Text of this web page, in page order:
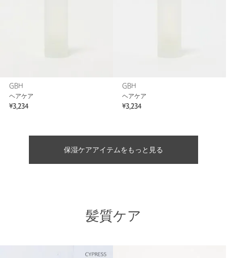
GBH
ヘアケア
¥3,234
GBH
ヘアケア
¥3,234
保湿ケアアイテムをもっと見る
髪質ケア